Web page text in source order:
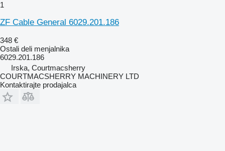
1
ZF Cable General 6029.201.186
348 €
Ostali deli menjalnika
6029.201.186
Irska, Courtmacsherry
COURTMACSHERRY MACHINERY LTD
Kontaktirajte prodajalca